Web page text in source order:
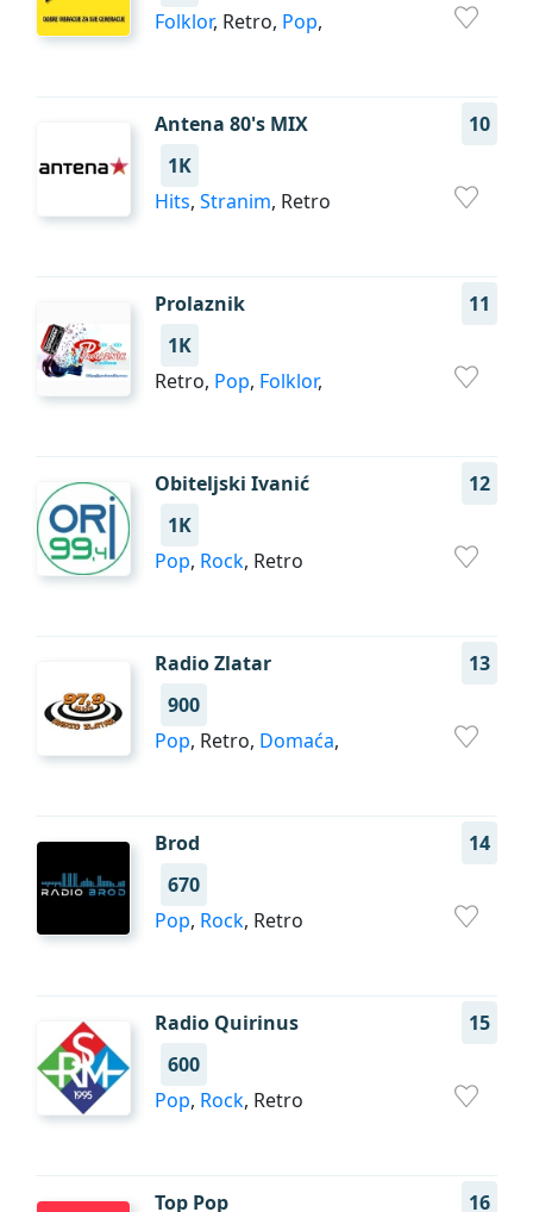
Folklor, Retro, Pop,
Antena 80's MIX
10
1K
Hits, Stranim, Retro
Prolaznik
11
1K
Retro, Pop, Folklor,
Obiteljski Ivanić
12
1K
Pop, Rock, Retro
Radio Zlatar
13
900
Pop, Retro, Domaća,
Brod
14
670
Pop, Rock, Retro
Radio Quirinus
15
600
Pop, Rock, Retro
Top Pop 16